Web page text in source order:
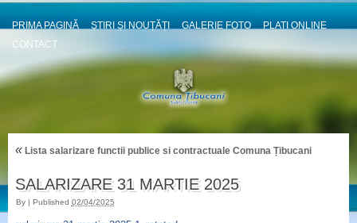
PRIMA PAGINĂ ȘTIRI ȘI NOUȚĂȚI GALERIE FOTO
PLATI ONLINE
CONTACT
«Lista salarizare functii publice si contractuale Comuna Țibucani
SALARIZARE 31 MARTIE 2025
By | Published 02/04/2025